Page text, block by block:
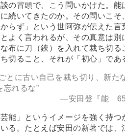
の冒頭で、こう問いかけた。能
続いてきたのか。その問いこそ
からず」という世阿弥が伝えた
よく言われるが、その真意は
布に刀（鋏）を入れて裁ち切
切ること、それが「初心」であ
とに古い自己を裁ち切り、新
忘れるな”
登『能 650年続い
能」というイメージを強く持つ
る。たとえば安田の新著では